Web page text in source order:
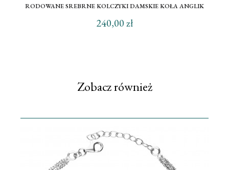
RODOWANE SREBRNE KOLCZYKI DAMSKIE KOŁA ANGLIK
240,00 zł
Zobacz również